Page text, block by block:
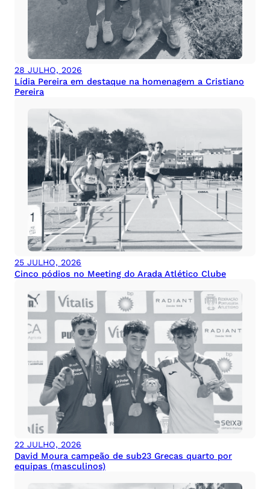
28 JULHO, 2026
Lídia Pereira em destaque na homenagem a Cristiano
Pereira
25 JULHO, 2026
Cinco pódios no Meeting do Arada Atlético Clube
22 JULHO, 2026
David Moura campeão de sub23 Grecas quarto por
equipas (masculinos)